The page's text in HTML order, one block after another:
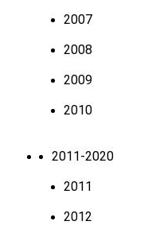
2007
2008
2009
2010
2011-2020
2011
2012